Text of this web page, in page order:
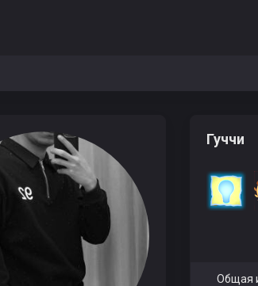
Гуччи
Общая